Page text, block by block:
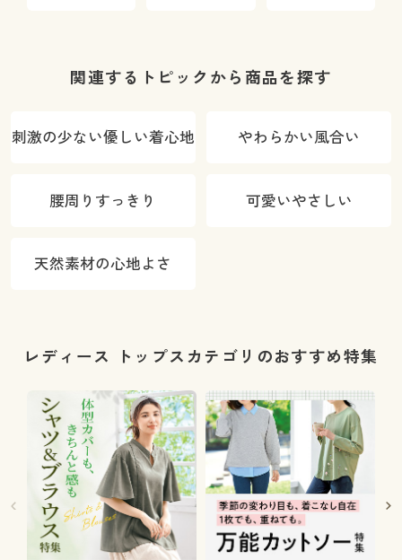
タンダード)
関連するトピックから商品を探す
刺激の少ない優しい着心地 やわらかい風合い
腰周りすっきり 可愛いやさしい
天然素材の心地よさ
レディース トップスカテゴリのおすすめ特集